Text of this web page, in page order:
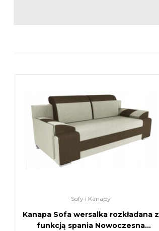
Sofy i Kanapy
Kanapa Sofa wersalka rozkładana z
funkcją spania Nowoczesna